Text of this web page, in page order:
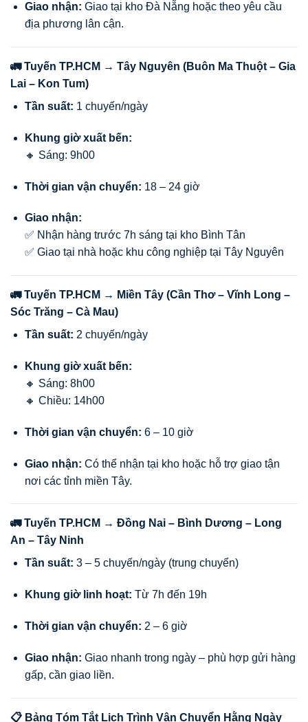
Giao nhận: Giao tại kho Đà Nẵng hoặc theo yêu cầu
địa phương lân cận.
🚛 Tuyến TP.HCM → Tây Nguyên (Buôn Ma Thuột – Gia
Lai – Kon Tum)
Tần suất: 1 chuyến/ngày
Khung giờ xuất bến:
🔸 Sáng: 9h00
Thời gian vận chuyển: 18 – 24 giờ
Giao nhận:
✅ Nhận hàng trước 7h sáng tại kho Bình Tân
✅ Giao tại nhà hoặc khu công nghiệp tại Tây Nguyên
🚛 Tuyến TP.HCM → Miền Tây (Cần Thơ – Vĩnh Long –
Sóc Trăng – Cà Mau)
Tần suất: 2 chuyến/ngày
Khung giờ xuất bến:
🔸 Sáng: 8h00
🔸 Chiều: 14h00
Thời gian vận chuyển: 6 – 10 giờ
Giao nhận: Có thể nhận tại kho hoặc hỗ trợ giao tận
nơi các tỉnh miền Tây.
🚛 Tuyến TP.HCM → Đồng Nai – Bình Dương – Long
An – Tây Ninh
Tần suất: 3 – 5 chuyến/ngày (trung chuyển)
Khung giờ linh hoạt: Từ 7h đến 19h
Thời gian vận chuyển: 2 – 6 giờ
Giao nhận: Giao nhanh trong ngày – phù hợp gửi hàng
gấp, cần giao liền.
📋 Bảng Tóm Tắt Lịch Trình Vận Chuyển Hằng Ngày